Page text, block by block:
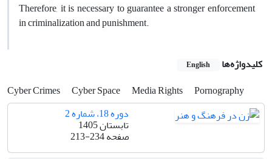
Therefore, it is necessary to guarantee a stronger enforcement
in criminalization and punishment.
کلیدواژه‌ها English
Cyber Crimes Cyber Space Media Rights
Pornography
دوره 18، شماره 2
تابستان 1405
صفحه213-234